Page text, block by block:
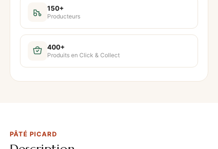
150+
Producteurs
400+
Produits en Click & Collect
PÂTÉ PICARD